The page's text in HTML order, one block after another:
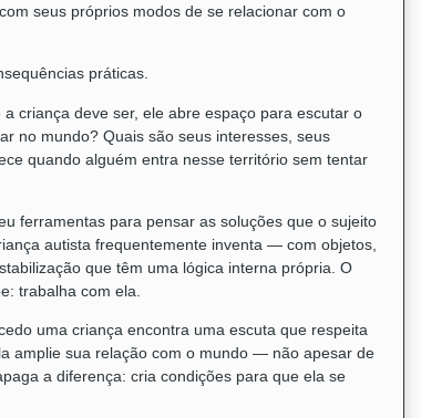
seus próprios modos de se relacionar com o
práticas.
criança deve ser, ele abre espaço para escutar o
no mundo? Quais são seus interesses, seus
quando alguém entra nesse território sem tentar
ferramentas para pensar as soluções que o sujeito
autista frequentemente inventa — com objetos,
que têm uma lógica interna própria. O
trabalha com ela.
uma criança encontra uma escuta que respeita
amplie sua relação com o mundo — não apesar de
a diferença: cria condições para que ela se